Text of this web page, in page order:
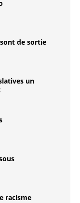
sont de sortie
un
racisme